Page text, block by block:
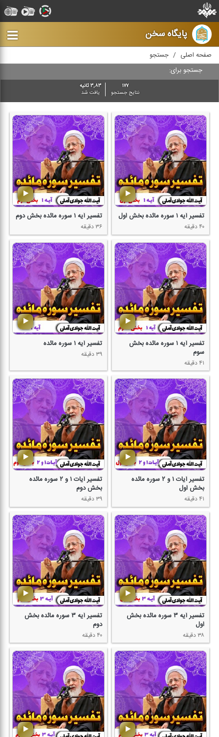
پایگاه سخن
صفحه اصلی
جستجو
جستجو برای:
۱۷۷
نتایج جستجو
۳,۸۳ ثانیه
یافت شد
تفسیر آیه ۱ سوره مائده بخش اول
۴۰ دقیقه
تفسیر آیه ۱ سوره مائده بخش دوم
۳۶ دقیقه
تفسیر آیه ۱ سوره مائده بخش
سوم
۴۱ دقیقه
تفسیر آیه ۱ سوره مائده
۳۹ دقیقه
تفسیر آیات ۱ و ۲ سوره مائده
بخش اول
۴۱ دقیقه
تفسیر آیات ۱ و ۲ سوره مائده
بخش دوم
۳۹ دقیقه
تفسیر آیه ۳ سوره مائده بخش
اول
۳۸ دقیقه
تفسیر آیه ۳ سوره مائده بخش
دوم
۴۰ دقیقه